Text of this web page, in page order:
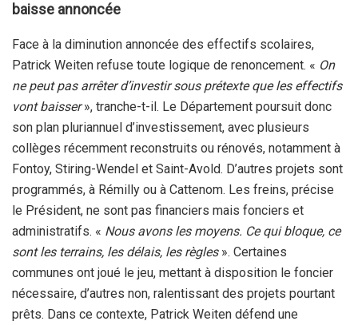
baisse annoncée
Face à la diminution annoncée des effectifs scolaires,
Patrick Weiten refuse toute logique de renoncement. « On
ne peut pas arrêter d’investir sous prétexte que les effectifs
vont baisser», tranche-t-il. Le Département poursuit donc
son plan pluriannuel d’investissement, avec plusieurs
collèges récemment reconstruits ou rénovés, notamment à
Fontoy, Stiring-Wendel et Saint-Avold. D’autres projets sont
programmés, à Rémilly ou à Cattenom. Les freins, précise
le Président, ne sont pas financiers mais fonciers et
administratifs. « Nous avons les moyens. Ce qui bloque, ce
sont les terrains, les délais, les règles ». Certaines
communes ont joué le jeu, mettant à disposition le foncier
nécessaire, d’autres non, ralentissant des projets pourtant
prêts. Dans ce contexte, Patrick Weiten défend une